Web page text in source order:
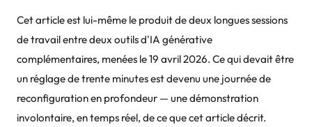
Cet article est lui-même le produit de deux longues sessions
de travail entre deux outils d'IA générative
complémentaires, menées le 19 avril 2026. Ce qui devait être
un réglage de trente minutes est devenu une journée de
reconfiguration en profondeur — une démonstration
involontaire, en temps réel, de ce que cet article décrit.